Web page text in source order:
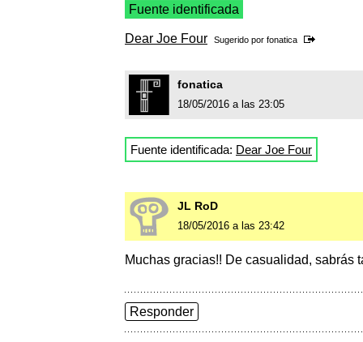
Fuente identificada
Dear Joe Four Sugerido por fonatica
fonatica
18/05/2016 a las 23:05
Fuente identificada: Dear Joe Four
JL RoD
18/05/2016 a las 23:42
Muchas gracias!! De casualidad, sabrás
Responder